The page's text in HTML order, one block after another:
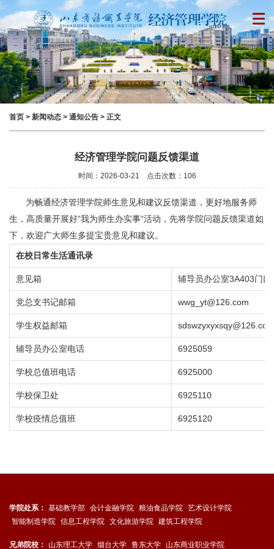
首页 > 新闻动态 > 通知公告 > 正文
经济管理学院问题反馈渠道
时间：2026-03-21 点击次数： 106
为畅通经济管理学院师生意见和建议反馈渠道，更好地服务师
生，高质量开展好“我为师生办实事“活动，先将学院问题反馈渠道如
下，欢迎广大师生多提宝贵意见和建议。
在校日常生活通讯录
意见箱 辅导员办公室3A403门口
党总支书记邮箱 wwg_yt@126.com
学生权益邮箱 sdswzyxyxsqy@126.com
辅导员办公室电话 6925059
学校总值班电话 6925000
学校保卫处 6925110
学校疫情总值班 6925120
学院处系： 基础教学部 会计金融学院 粮油食品学院 艺术设计学院
智能制造学院 信息工程学院 文化旅游学院 建筑工程学院
兄弟院校： 山东理工大学 烟台大学 鲁东大学 山东商业职业学院